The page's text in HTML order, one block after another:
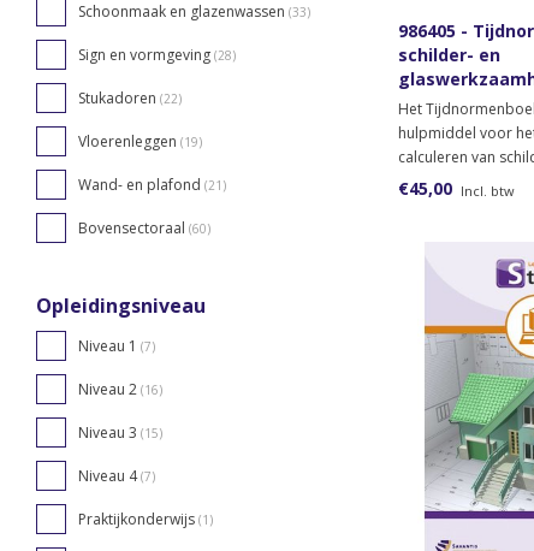
Schoonmaak en glazenwassen (33)
Sign en vormgeving (28)
Stukadoren (22)
Vloerenleggen (19)
Wand- en plafond (21)
Bovensectoraal (60)
Opleidingsniveau
Niveau 1 (7)
Niveau 2 (16)
Niveau 3 (15)
Niveau 4(7)
Praktijkonderwijs (1)
986405 -
schilder- en
Het
hulpmiddel voor
calculeren van
waarbij snel en
€45,00 Incl. btw